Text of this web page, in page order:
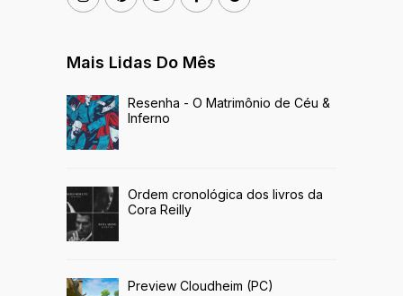
Mais Lidas Do Mês
Resenha - O Matrimônio de Céu &
Inferno
Ordem cronológica dos livros da
Cora Reilly
Preview Cloudheim (PC)